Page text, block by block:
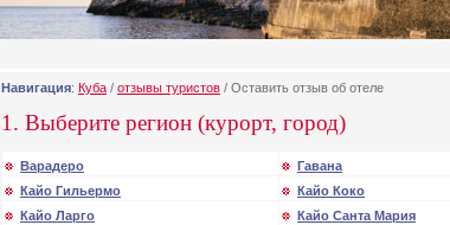
Навигация: Куба / отзывы туристов / Оставить отзыв об отеле
1. Выберите регион (курорт, город)
Варадеро
Гавана
Кайо Гильермо
Кайо Коко
Кайо Ларго
Кайо Санта Мария